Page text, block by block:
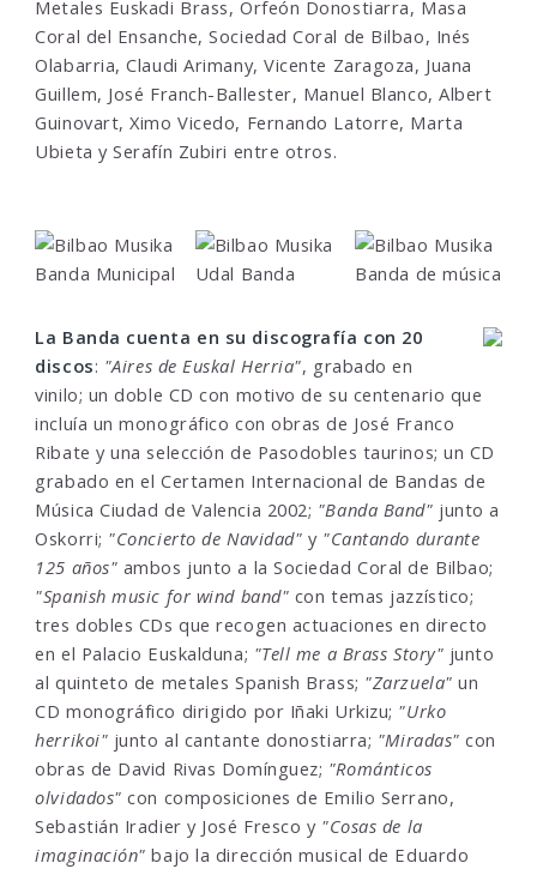
Metales Euskadi Brass, Orfeón Donostiarra, Masa
Coral del Ensanche, Sociedad Coral de Bilbao, Inés
Olabarria, Claudi Arimany, Vicente Zaragoza, Juana
Guillem, José Franch-Ballester, Manuel Blanco, Albert
Guinovart, Ximo Vicedo, Fernando Latorre, Marta
Ubieta y Serafín Zubiri entre otros.
La Banda cuenta en su discografía con 20
discos: "Aires de Euskal Herria", grabado en
vinilo; un doble CD con motivo de su centenario que
incluía un monográfico con obras de José Franco
Ribate y una selección de Pasodobles taurinos; un CD
grabado en el Certamen Internacional de Bandas de
Música Ciudad de Valencia 2002; "Banda Band" junto a
Oskorri; "Concierto de Navidad" y "Cantando durante
125 años" ambos junto a la Sociedad Coral de Bilbao;
"Spanish music for wind band" con temas jazzístico;
tres dobles CDs que recogen actuaciones en directo
en el Palacio Euskalduna; "Tell me a Brass Story" junto
al quinteto de metales Spanish Brass; "Zarzuela" un
CD monográfico dirigido por Iñaki Urkizu; "Urko
herrikoi" junto al cantante donostiarra; "Miradas" con
obras de David Rivas Domínguez; "Románticos
olvidados" con composiciones de Emilio Serrano,
Sebastián Iradier y José Fresco y "Cosas de la
imaginación" bajo la dirección musical de Eduardo